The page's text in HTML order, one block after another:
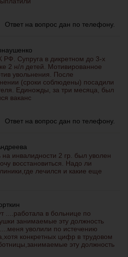
Ответ на вопрос дан по телефону.
РФ. Супруга в дикретном до 3-х
2 н/л детей. Мотивированное
увольнения. После
(сроки соблюдены) посадили
Единожды, за три месяца, был
ваканс
Ответ на вопрос дан по телефону.
на инвалидности 2 гр. был уволен
восстановиться. Надо ли
лечился и какие еще
....работала в больнице по
занимаемые эту должность
уволили по истечению
конкретных цифр в трудовом
эту должность